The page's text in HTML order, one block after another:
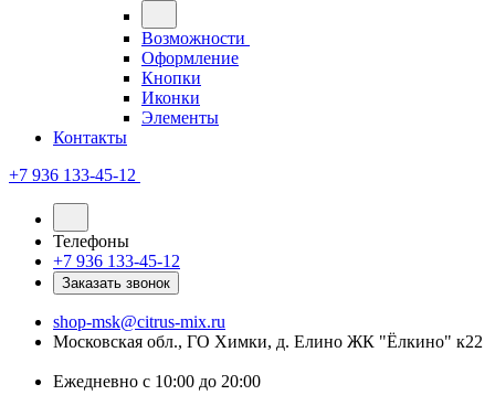
Возможности
Оформление
Кнопки
Иконки
Элементы
Контакты
+7 936 133-45-12
Телефоны
+7 936 133-45-12
Заказать звонок
shop-msk@citrus-mix.ru
Московская обл., ГО Химки, д. Елино ЖК "Ёлкино" к22
Ежедневно с 10:00 до 20:00